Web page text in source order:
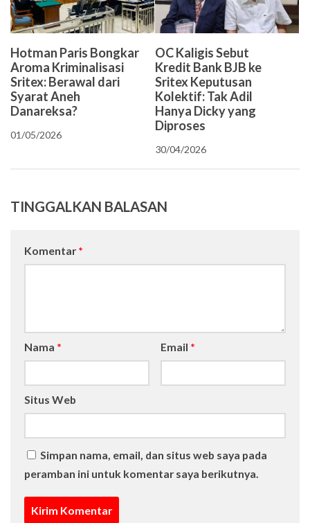
Hotman Paris Bongkar
Aroma Kriminalisasi
Sritex: Berawal dari
Syarat Aneh
Danareksa?
01/05/2026
OC Kaligis Sebut
Kredit Bank BJB ke
Sritex Keputusan
Kolektif: Tak Adil
Hanya Dicky yang
Diproses
30/04/2026
TINGGALKAN BALASAN
Komentar *
Nama * Email *
Situs Web
Simpan nama, email, dan situs web saya pada
peramban ini untuk komentar saya berikutnya.